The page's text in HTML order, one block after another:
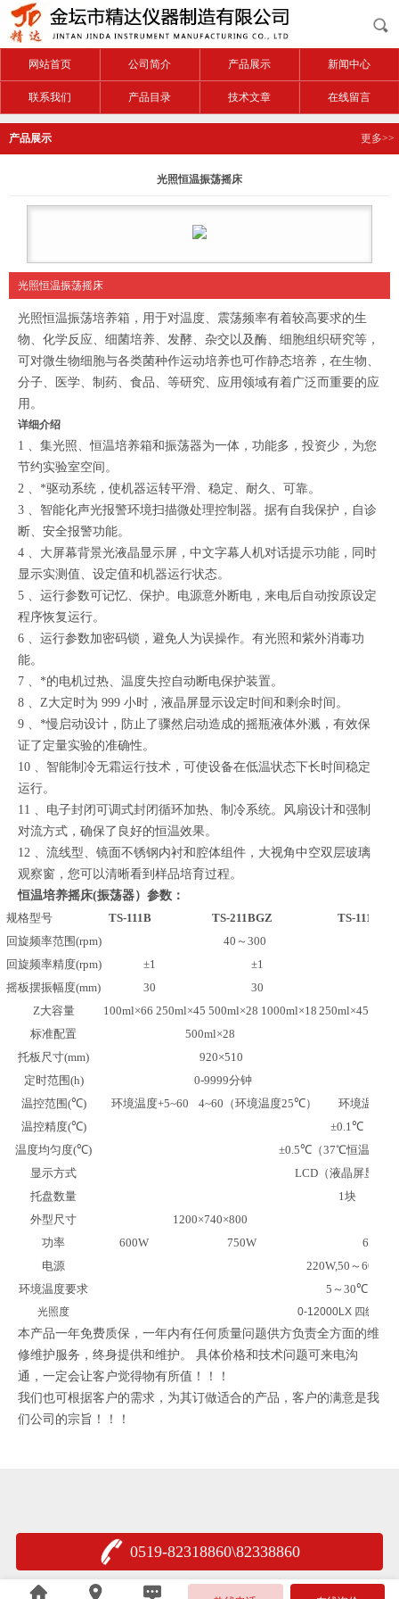
网站首页 公司简介 产品展示 新闻中心
联系我们 产品目录 技术文章 在线留言
产品展示 更多>>
光照恒温振荡摇床
光照恒温振荡摇床
光照恒温振荡培养箱 ，用于对温度、震荡频率有着较高要求的生
物、化学反应、细菌培养、发酵、杂交以及酶、细胞组织研究等，
可对微生物细胞与各类菌种作运动培养也可作静态培养，在生物、
分子、医学、制药、食品、等研究、应用领域有着广泛而重要的应
用。
详细介绍
1 、集光照、恒温培养箱和振荡器为一体，功能多，投资少，为您
节约实验室空间。
2 、*驱动系统，使机器运转平滑、稳定、耐久、可靠。
3 、智能化声光报警环境扫描微处理控制器。据有自我保护，自诊
断、安全报警功能。
4 、大屏幕背景光液晶显示屏，中文字幕人机对话提示功能，同时
显示实测值、设定值和机器运行状态。
5 、运行参数可记忆、保护。电源意外断电，来电后自动按原设定
程序恢复运行。
6 、运行参数加密码锁，避免人为误操作。有光照和紫外消毒功
能。
7 、*的电机过热、温度失控自动断电保护装置。
8 、Z大定时为 999 小时，液晶屏显示设定时间和剩余时间。
9 、*慢启动设计，防止了骤然启动造成的摇瓶液体外溅，有效保
证了定量实验的准确性。
10 、智能制冷无霜运行技术，可使设备在低温状态下长时间稳定
运行。
11 、电子封闭可调式封闭循环加热、制冷系统。风扇设计和强制
对流方式，确保了良好的恒温效果。
12 、流线型、镜面不锈钢内衬和腔体组件，大视角中空双层玻璃
观察窗，您可以清晰看到样品培育过程。
恒温培养摇床(振荡器）参数：
规格型号
TS-111B TS-211BGZ
TS-111C
回旋频率范围(rpm) 40 ～ 300
回旋频率精度(rpm) ±1 ±1
摇板摆振幅度(mm) 30 30
Z大容量
100ml×66 250ml×45 500ml×28 1000ml×18 250ml×45
标准配置
500ml×28
托板尺寸(mm)
920×510
定时范围(h) 0-9999分钟
温控范围(℃) 环境温度+5~60 4~60 （环境温度25℃） 环境温度
温控精度(℃) ±0.1℃
温度均匀度(℃) ±0.5℃（37℃恒温状态
显示方式
LCD （液晶屏显示）
托盘数量
1 块
外型尺寸
1200×740×800
功率
600W 750W
600W
电源
220W,50 ～60Hz
环境温度要求
5 ～30℃
光照度 0-12000LX 四级可调
本产品一年免费质保，一年内有任何质量问题供方负责全方面的维
修维护服务，终身提供和维护。 具体价格和技术问题可来电沟
通，一定会让客户觉得物有所值！！！
我们也可根据客户的需求，为其订做适合的产品，客户的满意是我
们公司的宗旨！！！
0519-82318860\82338860
苏公网安备 32048202000958